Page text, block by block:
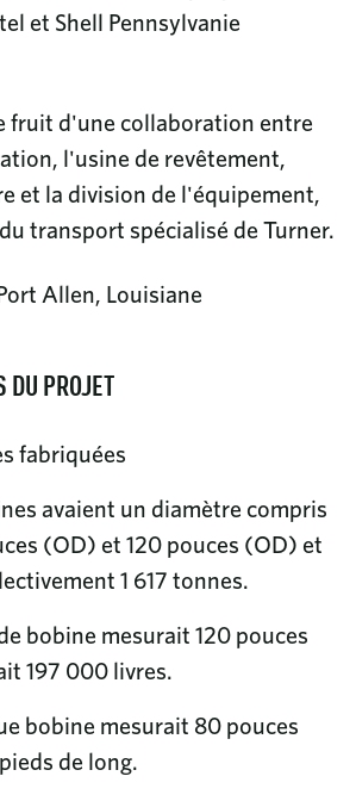
et Shell Pennsylvanie
fruit d'une collaboration entre
l'usine de revêtement,
et la division de l'équipement,
transport spécialisé de Turner.
Allen, Louisiane
PROJET
fabriquées
avaient un diamètre compris
(OD) et 120 pouces (OD) et
1 617 tonnes.
bobine mesurait 120 pouces
197 000 livres.
bobine mesurait 80 pouces
de long.